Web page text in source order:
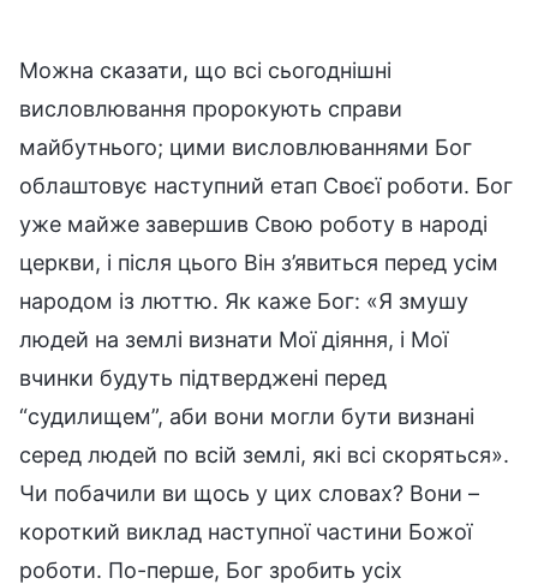
Можна сказати, що всі сьогоднішні
висловлювання пророкують справи
майбутнього; цими висловлюваннями Бог
облаштовує наступний етап Своєї роботи. Бог
уже майже завершив Свою роботу в народі
церкви, і після цього Він з’явиться перед усім
народом із люттю. Як каже Бог: «Я змушу
людей на землі визнати Мої діяння, і Мої
вчинки будуть підтверджені перед
“судилищем”, аби вони могли бути визнані
серед людей по всій землі, які всі скоряться».
Чи побачили ви щось у цих словах? Вони –
короткий виклад наступної частини Божої
роботи. По-перше, Бог зробить усіх